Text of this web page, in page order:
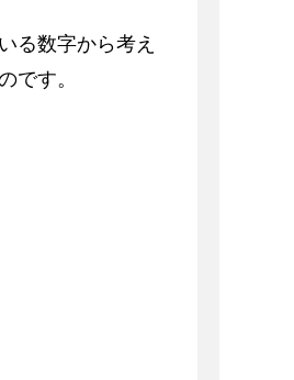
る数字から考え
です。